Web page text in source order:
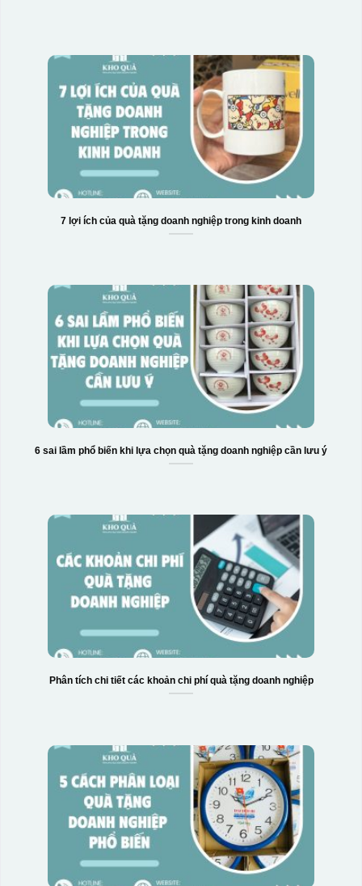
7 lợi ích của quà tặng doanh nghiệp trong kinh doanh
6 sai lầm phổ biến khi lựa chọn quà tặng doanh nghiệp cần lưu ý
Phân tích chi tiết các khoản chi phí quà tặng doanh nghiệp